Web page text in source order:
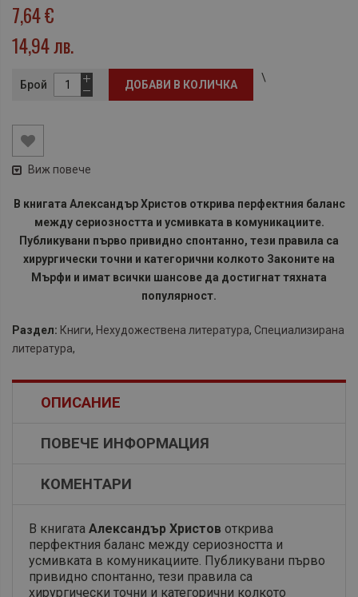
7,64 €
14,94 лв.
Брой ДОБАВИ В КОЛИЧКА
\
Виж повече
В книгата Александър Христов открива перфектния баланс
между сериозността и усмивката в комуникациите.
Публикувани първо привидно спонтанно, тези правила са
хирургически точни и категорични колкото Законите на
Мърфи и имат всички шансове да достигнат тяхната
популярност.
Раздел: Книги, Нехудожествена литература, Специализирана
литература,
ОПИСАНИЕ
ПОВЕЧЕ ИНФОРМАЦИЯ
КОМЕНТАРИ
‌В книгата Александър Христов открива
перфектния баланс между сериозността и
усмивката в комуникациите. Публикувани първо
привидно спонтанно, тези правила са
хирургически точни и категорични колкото